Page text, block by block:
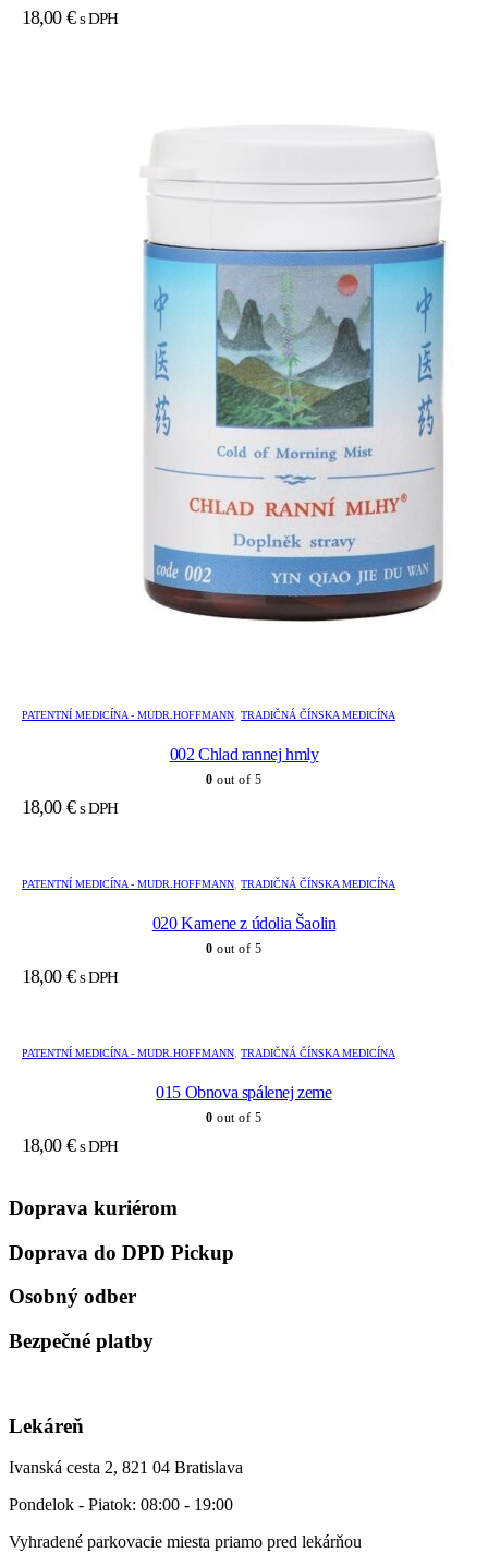
18,00 € s DPH
PATENTNÍ MEDICÍNA - MUDR.HOFFMANN, TRADIČNÁ ČÍNSKA MEDICÍNA
002 Chlad rannej hmly
0 out of 5
18,00 € s DPH
PATENTNÍ MEDICÍNA - MUDR.HOFFMANN, TRADIČNÁ ČÍNSKA MEDICÍNA
020 Kamene z údolia Šaolin
0 out of 5
18,00 € s DPH
PATENTNÍ MEDICÍNA - MUDR.HOFFMANN, TRADIČNÁ ČÍNSKA MEDICÍNA
015 Obnova spálenej zeme
0 out of 5
18,00 € s DPH
Doprava kuriérom
Doprava do DPD Pickup
Osobný odber
Bezpečné platby
Lekáreň
Ivanská cesta 2, 821 04 Bratislava
Pondelok - Piatok: 08:00 - 19:00
Vyhradené parkovacie miesta priamo pred lekárňou